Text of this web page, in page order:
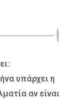
υπάρχει η
αν είναι